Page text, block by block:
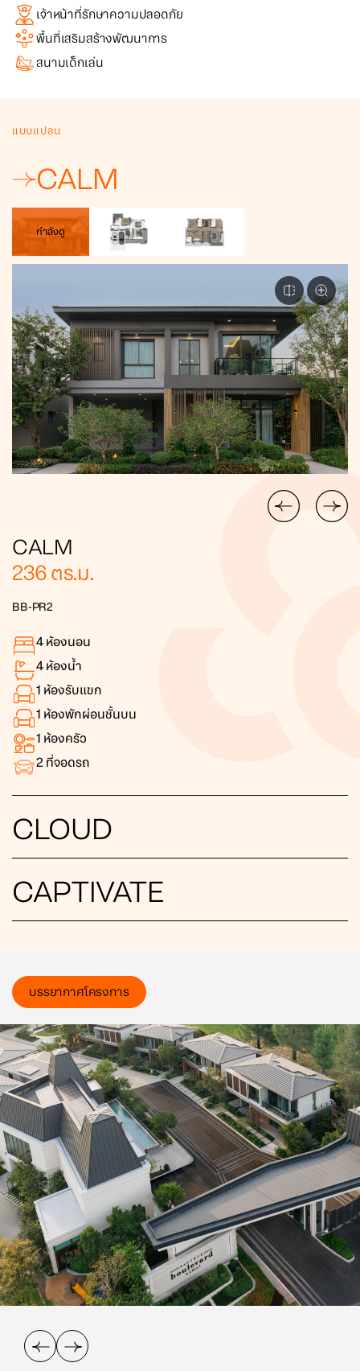
เจ้าหน้าที่รักษาความปลอดภัย
พื้นที่เสริมสร้างพัฒนาการ
สนามเด็กเล่น
แบบแปลน
CALM
กำลังดู
CALM
236ตร.ม.
BB-PR2
4 ห้องนอน
4 ห้องน้ำ
1 ห้องรับแขก
1 ห้องพักผ่อนชั้นบน
1 ห้องครัว
2 ที่จอดรถ
CLOUD
CAPTIVATE
บรรยากาศโครงการ